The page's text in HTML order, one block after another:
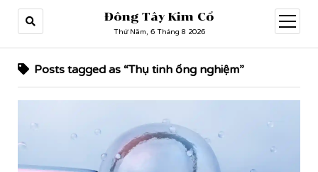
Đông Tây Kim Cổ
Thứ Năm, 6 Tháng 8 2026
open
menu
Posts tagged as “Thụ tinh ống nghiệm”